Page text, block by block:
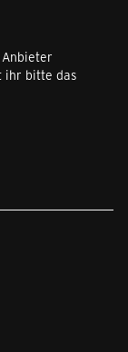
ihr bitte das